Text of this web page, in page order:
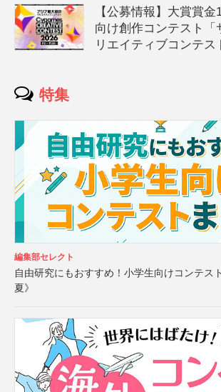
【公募情報】大賞賞
向け創作コンテスト「
リエイティブコンテス
特集
編集部セレクト
自由研究にもおすすめ！小学生向けコンテス
夏》